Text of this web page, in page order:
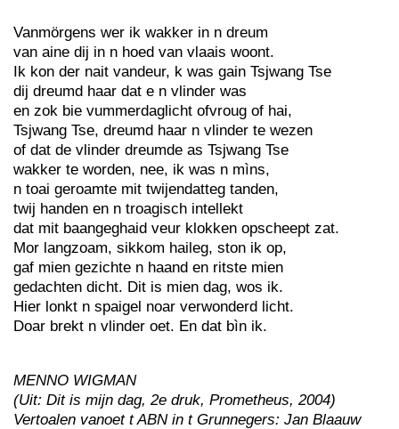
Vanmörgens wer ik wakker in n dreum
van aine dij in n hoed van vlaais woont.
Ik kon der nait vandeur, k was gain Tsjwang Tse
dij dreumd haar dat e n vlinder was
en zok bie vummerdaglicht ofvroug of hai,
Tsjwang Tse, dreumd haar n vlinder te wezen
of dat de vlinder dreumde as Tsjwang Tse
wakker te worden, nee, ik was n mìns,
n toai geroamte mit twijendatteg tanden,
twij handen en n troagisch intellekt
dat mit baangeghaid veur klokken opscheept zat.
Mor langzoam, sikkom haileg, ston ik op,
gaf mien gezichte n haand en ritste mien
gedachten dicht. Dit is mien dag, wos ik.
Hier lonkt n spaigel noar verwonderd licht.
Doar brekt n vlinder oet. En dat bìn ik.
MENNO WIGMAN
(Uit: Dit is mijn dag, 2e druk, Prometheus, 2004)
Vertoalen vanoet t ABN in t Grunnegers: Jan Blaauw